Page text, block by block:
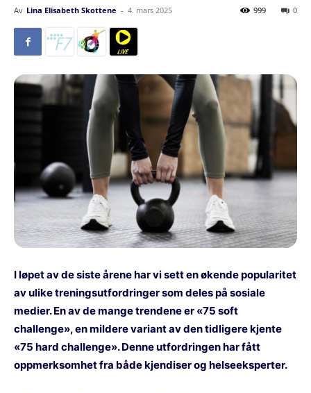
Av Lina Elisabeth Skottene - 4. mars 2025 0
999
I løpet av de siste årene har vi sett en økende popularitet
av ulike treningsutfordringer som deles på sosiale
medier. En av de mange trendene er «75 soft
challenge», en mildere variant av den tidligere kjente
«75 hard challenge». Denne utfordringen har fått
oppmerksomhet fra både kjendiser og helseeksperter.